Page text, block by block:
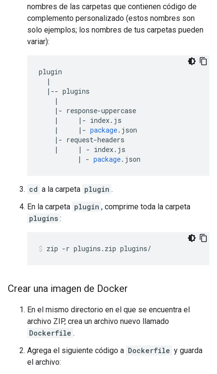
nombres de las carpetas que contienen código de
complemento personalizado (estos nombres son
solo ejemplos; los nombres de tus carpetas pueden
variar):
plugin
|
|-- plugins
|
|- response-uppercase
|
|- index. js
|
|- package. json
|- request-headers
|
| - index. js
|
- package. json
cd a la carpeta plugin .
En la carpeta plugin , comprime toda la carpeta
plugins :
zip -r plugins.zip plugins/
Crear una imagen de Docker
En el mismo directorio en el que se encuentra el
archivo ZIP, crea un archivo nuevo llamado
Dockerfile .
Agrega el siguiente código a Dockerfile y guarda
el archivo: